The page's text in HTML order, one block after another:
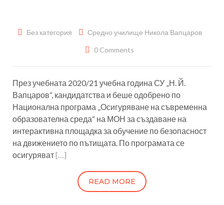
Без категория Средно училище Никола Вапцаров
0 Comments
През учебната 2020/21 учебна година СУ „Н. Й.
Вапцаров“, кандидатства и беше одобрено по
Национална програма „Осигуряване на съвременна
образователна среда“ на МОН за създаване на
интерактивна площадка за обучение по безопасност
на движението по пътищата. По програмата се
осигуряват[…]
READ MORE